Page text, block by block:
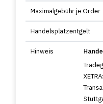
Maximalgebühr je Order
Handelsplatzentgelt
Hinweis